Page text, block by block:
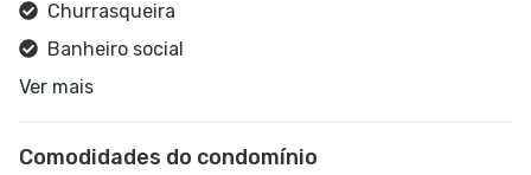
Churrasqueira
Banheiro social
Cozinha
Sala de jantar
Ver mais
Comodidades do condomínio